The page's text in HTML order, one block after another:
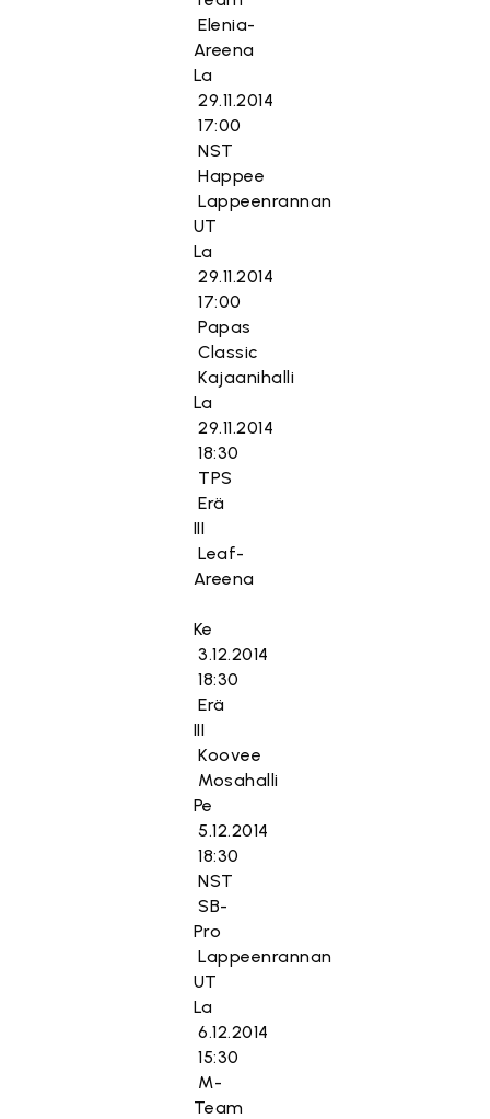
Elenia-
Areena
La
29.11.2014
17:00
NST
Happee
Lappeenrannan
UT
La
29.11.2014
17:00
Papas
Classic
Kajaanihalli
La
29.11.2014
18:30
TPS
Erä
III
Leaf-
Areena
Ke
3.12.2014
18:30
Erä
III
Koovee
Mosahalli
Pe
5.12.2014
18:30
NST
SB-
Pro
Lappeenrannan
UT
La
6.12.2014
15:30
M-
Team